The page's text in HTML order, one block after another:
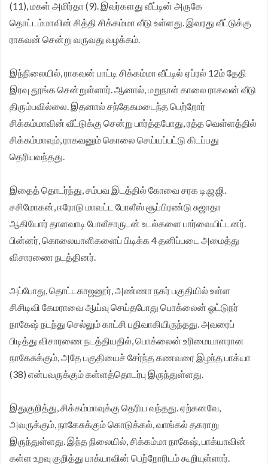
சங்க மாநில தலைவர் வேலுச்சாமி வேண்டுகோள்.
(11), மகள் அமிர்தா (9). இவர்களது வீட்டின் அருகே
தொட்டம்மாவின் சித்தி சிக்கம்மா வீடு உள்ளது. இவரது வீட்டுக்கு
ராகவன் சென்று வருவது வழக்கம்.
இந்நிலையில், ராகவன் பாட்டி சிக்கம்மா வீட்டில் ஏப்ரல் 12ம் தேதி
இரவு தூங்க சென்றுள்ளார். ஆனால், மறுநாள் காலை ராகவன் வீடு
திரும்பவில்லை. இதனால் சந்தேகமடைந்த பெற்றோர்
சிக்கம்மாவின் வீட்டுக்கு சென்று பார்த்தபோது, ரத்த வெள்ளத்தில்
சிக்கம்மாவும், ராகவனும் கொலை செய்யப்பட்டு கிடப்பது
தெரியவந்தது.
இதைத் தொடர்ந்து, சம்பவ இடத்தில் கோவை சரக டி.ஜ.ஜி.
சசிமோகன், ஈரோடு மாவட்ட போலீஸ் சூப்பிரண்டு சுஜாதா
ஆகியோர் தாளவாடி போலீசாருடன் உடல்களை பார்வையிட்டனர்.
பின்னர், கொலையாளிகளைப் பிடிக்க 4 தனிப்படை அமைத்து
விசாரணை நடத்தினர்.
அப்போது, தொட்டகாஜனூர், அண்ணா நகர் பகுதியில் உள்ள
சிசிடிவி கேமராவை ஆய்வு செய்தபோது பொக்லைன் ஓட்டுநர்
நாகேஷ் நடந்து செல்லும் காட்சி பதிவாகியிருந்தது. அவரைப்
பிடித்து விசாரணை நடத்தியதில், பொக்லைன் உரிமையாளரான
நாகேசுக்கும், அதே பகுதியைச் சேர்ந்த கணவரை இழந்த பாக்யா
(38) என்பவருக்கும் கள்ளத்தொடர்பு இருந்துள்ளது.
இதுகுறித்து, சிக்கம்மாவுக்கு தெரிய வந்தது. ஏற்கனவே,
அவருக்கும், நாகேசுக்கும் கொடுக்கல், வாங்கல் தகராறு
இருந்துள்ளது. இந்த நிலையில், சிக்கம்மா நாகேஷ், பாக்யாவின்
கள்ள உறவு குறித்து பாக்யாவின் பெற்றோரிடம் கூறியுள்ளார்.